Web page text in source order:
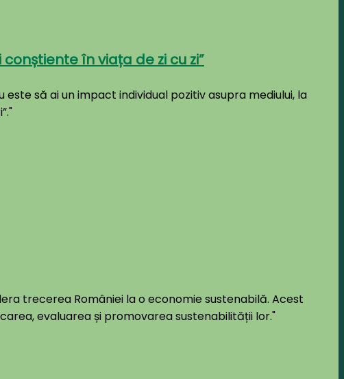
în viața de zi cu zi”
să ai un impact individual pozitiv asupra mediului, la
trecerea României la o economie sustenabilă. Acest
evaluarea și promovarea sustenabilității lor."